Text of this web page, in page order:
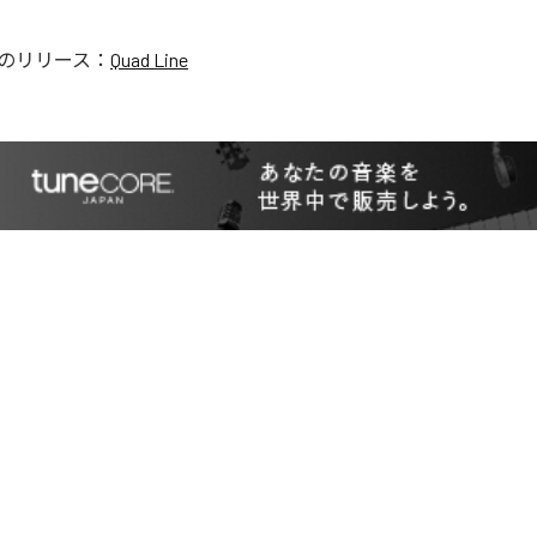
リリース： Quad Line